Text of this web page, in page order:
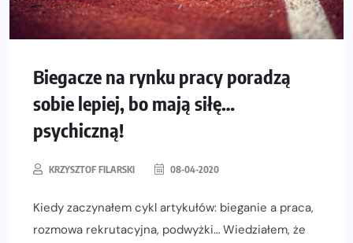
Biegacze na rynku pracy poradzą
sobie lepiej, bo mają siłę…
psychiczną!
KRZYSZTOF FILARSKI 08-04-2020
Kiedy zaczynałem cykl artykułów: bieganie a praca,
rozmowa rekrutacyjna, podwyżki… Wiedziałem, że